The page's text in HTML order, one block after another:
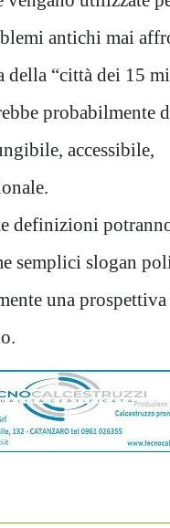
antichi mai
della “città dei 15
probabilmente
accessibile,
definizioni
semplici slogan
una prospettiva